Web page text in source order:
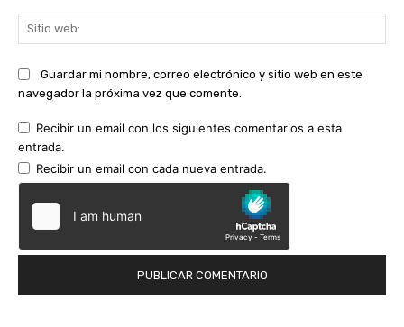
Guardar mi nombre, correo electrónico y sitio web en este
navegador la próxima vez que comente.
Recibir un email con los siguientes comentarios a esta
entrada.
Recibir un email con cada nueva entrada.